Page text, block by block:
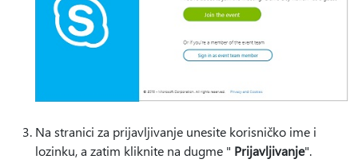
Na stranici za prijavljivanje unesite korisničko ime i
lozinku, a zatim kliknite na dugme " Prijavljivanje".